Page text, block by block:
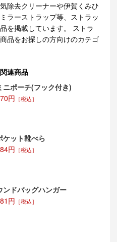
除去クリーナーや伊賀くみひ
ラーストラップ等、ストラッ
を掲載しています。 ストラ
品をお探しの方向けのカテゴ
連商品
ニポーチ(フック付き)
円 ［税込］
ケット靴べら
円 ［税込］
ンドバッグハンガー
円 ［税込］